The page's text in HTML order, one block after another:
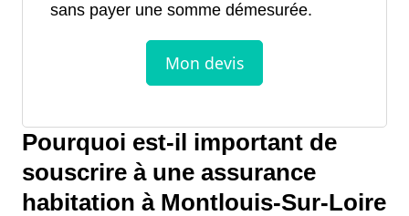
sans payer une somme démesurée.
Pourquoi est-il important de
souscrire à une assurance
habitation à Montlouis-Sur-Loire